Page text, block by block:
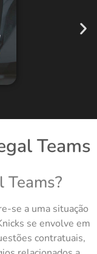
Teams
Teams?
se a uma situação
se envolve em
contratuais,